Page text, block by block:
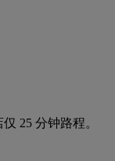
25 分钟路程。